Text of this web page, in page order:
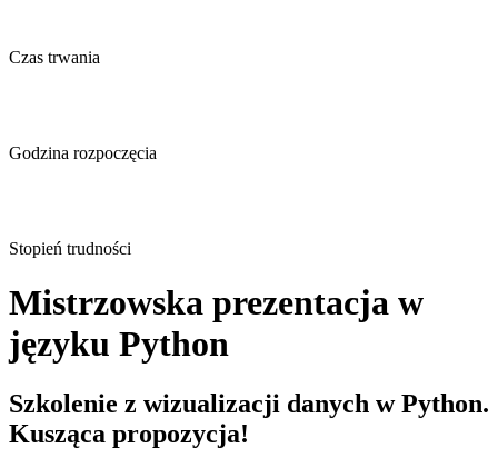
Czas trwania
Godzina rozpoczęcia
Stopień trudności
Mistrzowska prezentacja w
języku Python
Szkolenie z wizualizacji danych w Python.
Kusząca propozycja!